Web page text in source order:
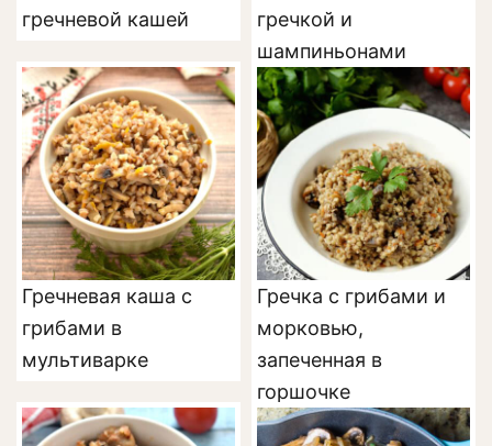
гречневой кашей
гречкой и
шампиньонами
Гречневая каша с
грибами в
мультиварке
Гречка с грибами и
морковью,
запеченная в
горшочке